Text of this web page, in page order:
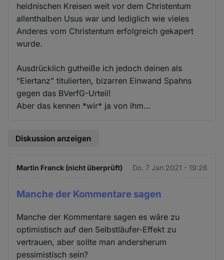
heidnischen Kreisen weit vor dem Christentum
allenthalben Usus war und lediglich wie vieles
Anderes vom Christentum erfolgreich gekapert
wurde.
Ausdrücklich gutheiße ich jedoch deinen als
"Eiertanz" titulierten, bizarren Einwand Spahns
gegen das BVerfG-Urteil!
Aber das kennen *wir* ja von ihm…
Diskussion anzeigen
Martin Franck (nicht überprüft) Do. 7 Jan 2021 - 19:26
Manche der Kommentare sagen
Manche der Kommentare sagen es wäre zu
optimistisch auf den Selbstläufer-Effekt zu
vertrauen, aber sollte man andersherum
pessimistisch sein?